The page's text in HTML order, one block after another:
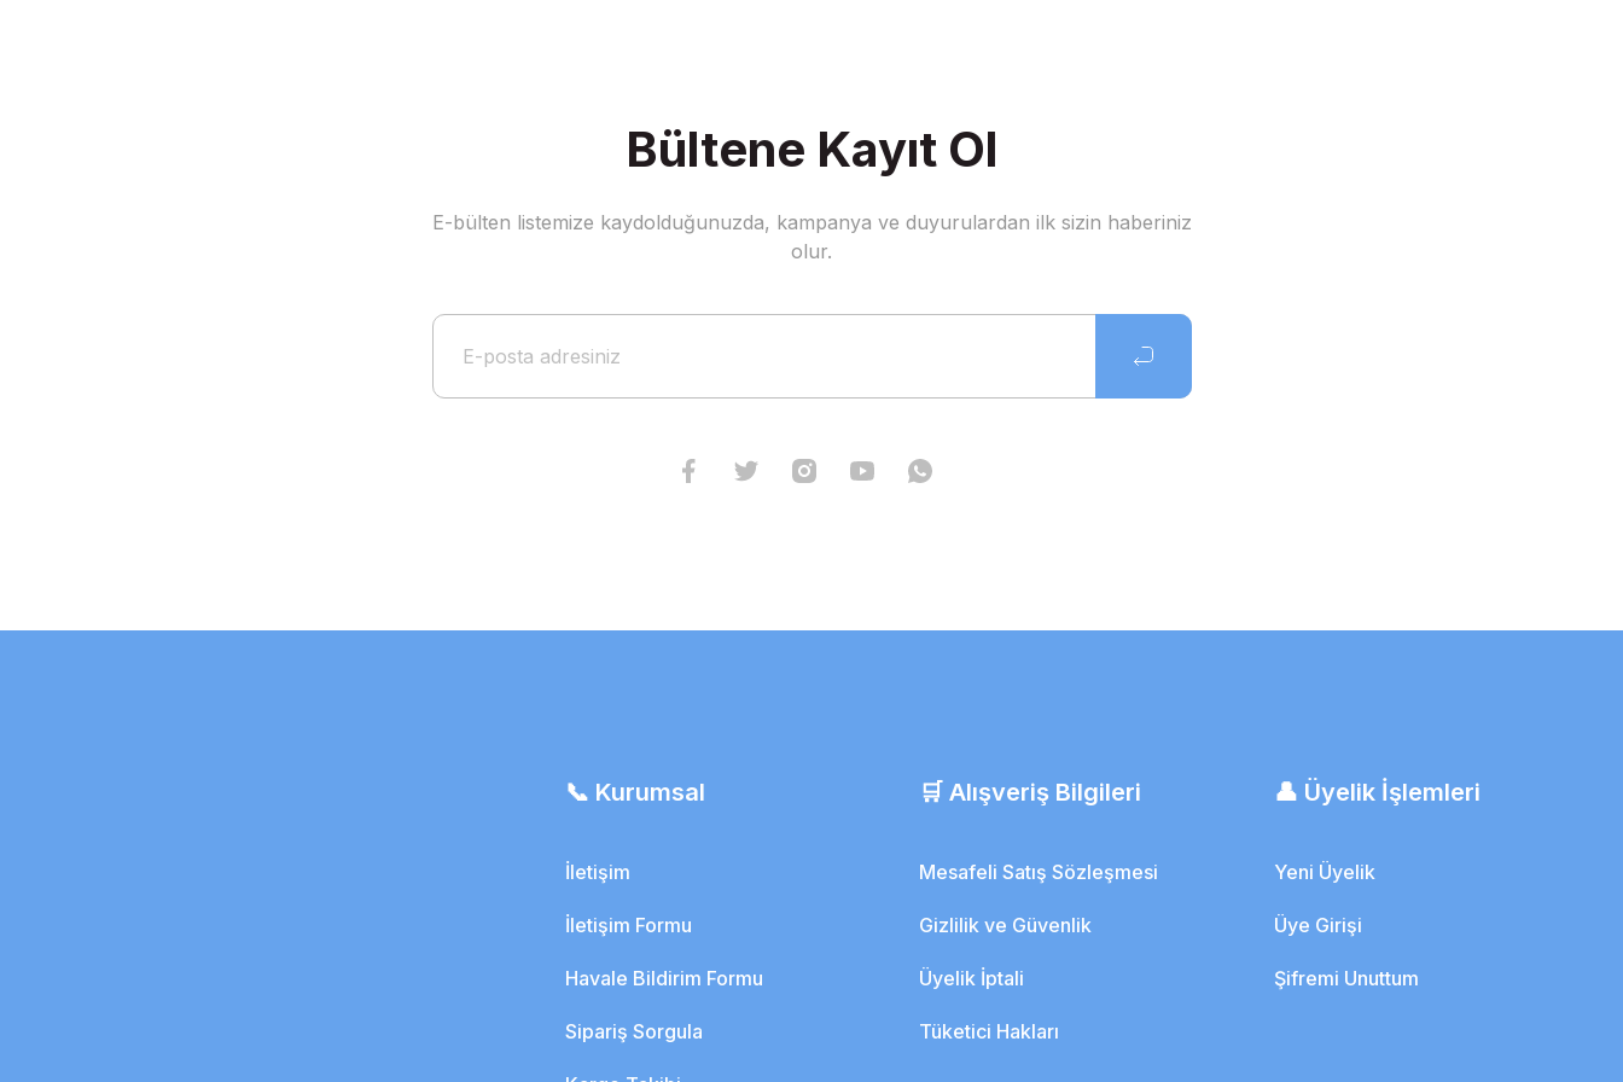
Bültene Kayıt Ol
E-bülten listemize kaydolduğunuzda, kampanya ve duyurulardan ilk sizin haberiniz
olur.
📞 Kurumsal
İletişim
İletişim Formu
Havale Bildirim Formu
Sipariş Sorgula
🛒 Alışveriş Bilgileri
Mesafeli Satış Sözleşmesi
Gizlilik ve Güvenlik
Üyelik İptali
Tüketici Hakları
👤 Üyelik İşlemleri
Yeni Üyelik
Üye Girişi
Şifremi Unuttum